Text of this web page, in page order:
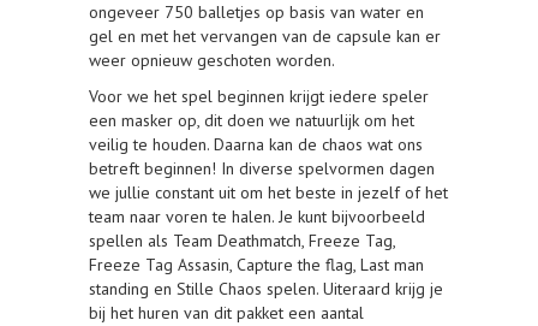
ongeveer 750 balletjes op basis van water en
gel en met het vervangen van de capsule kan er
weer opnieuw geschoten worden.
Voor we het spel beginnen krijgt iedere speler
een masker op, dit doen we natuurlijk om het
veilig te houden. Daarna kan de chaos wat ons
betreft beginnen! In diverse spelvormen dagen
we jullie constant uit om het beste in jezelf of het
team naar voren te halen. Je kunt bijvoorbeeld
spellen als Team Deathmatch, Freeze Tag,
Freeze Tag Assasin, Capture the flag, Last man
standing en Stille Chaos spelen. Uiteraard krijg je
bij het huren van dit pakket een aantal